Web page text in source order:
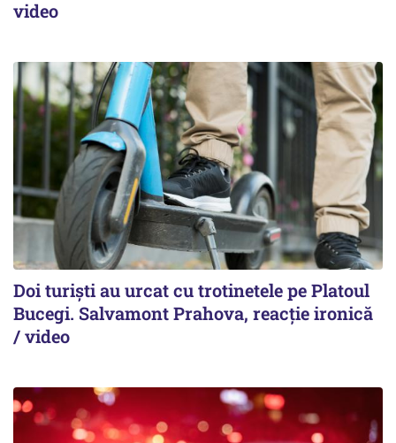
video
Doi turiști au urcat cu trotinetele pe Platoul
Bucegi. Salvamont Prahova, reacție ironică
/ video